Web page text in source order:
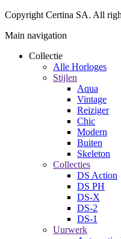
Copyright Certina SA. All
Main navigation
Collectie
Alle Horloges
Stijlen
Aqua
Vintage
Reiziger
Chic
Modern
Buiten
Skeleton
Collecties
DS Action
DS PH
DS-X
DS-2
DS-1
Uurwerk